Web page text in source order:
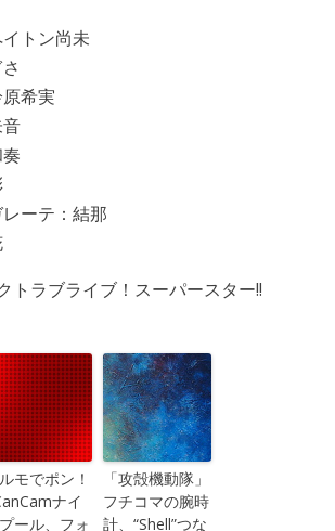
トン尚未
希実
ーテ：結那
トラブライブ！スーパースター!!
モでポン！
ナイ
ール、フォ
「攻殻機動隊」
フチコマの腕時
計、“Shell”つな